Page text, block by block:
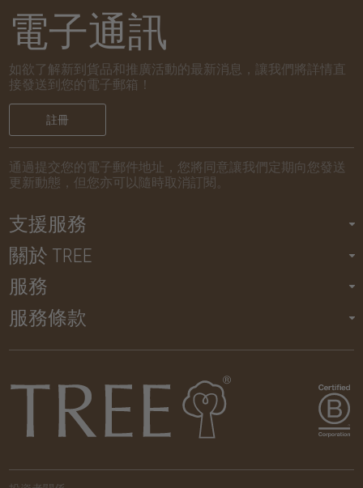
電子通訊
如欲了解新到貨品和推廣活動的最新消息，讓我們將詳情直
接發送到您的電子郵箱！
註冊
通過提交您的電子郵件地址，您將同意讓我們定期向您發送
更新動態，但您亦可以隨時取消訂閱。
支援服務
關於 TREE
服務
服務條款